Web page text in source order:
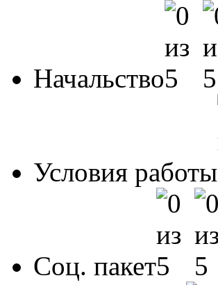
Начальство
Условия работы
Соц. пакет